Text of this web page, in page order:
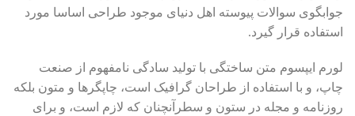
جوابگوی سوالات پیوسته اهل دنیای موجود طراحی اساسا مورد
استفاده قرار گیرد.
لورم ایپسوم متن ساختگی با تولید سادگی نامفهوم از صنعت
چاپ، و با استفاده از طراحان گرافیک است، چاپگرها و متون بلکه
روزنامه و مجله در ستون و سطرآنچنان که لازم است، و برای